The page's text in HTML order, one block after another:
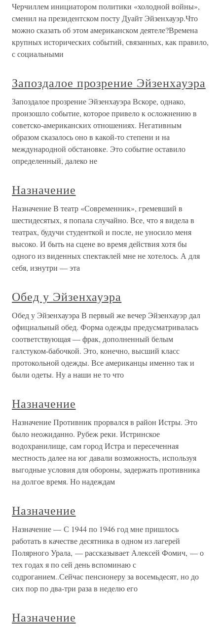
Черчиллем инициатором политики «холодной войны»,
сменил на президентском посту Дуайт Эйзенхауэр.Что
можно сказать об этом американском деятеле?Времена
крупных исторических событий, связанных, как правило,
с социальными
Запоздалое прозрение Эйзенхауэра
Запоздалое прозрение Эйзенхауэра Вскоре, однако,
произошло событие, которое привело к осложнению в
советско-американских отношениях. Негативным
образом сказалось оно в какой-то степени и на
международной обстановке. Это событие оставило
определенный, далеко не
Назначение
Назначение В театр «Современник», гремевший в
шестидесятых, я попала случайно. Все, что я видела в
театрах, будучи студенткой и после, не уносило меня
высоко. И быть на сцене во время действия хотя бы
одного из виденных спектаклей мне не хотелось. А для
себя, изнутри — эта
Обед у Эйзенхауэра
Обед у Эйзенхауэра В первый же вечер Эйзенхауэр дал
официальный обед. Форма одежды предусматривалась
соответствующая — фрак, дополненный белым
галстуком-бабочкой. Это, конечно, высший класс
протокольной одежды. Все американцы именно так и
были одеты. Ну а наши не то что
Назначение
Назначение Противник прорвался в район Истры. Это
было неожиданно. Рубеж реки. Истринское
водохранилище, сам город Истра и пересеченная
местность далее на юг давали возможность, используя
выгодные условия для обороны, задержать противника
на долгое время. Но надеждам
Назначение
Назначение — С 1944 по 1946 год мне пришлось
работать в качестве десятника в одном из лагерей
Полярного Урала, — рассказывает Алексей Фомич, — о
тех годах я по сей день вспоминаю с
содроганием..Сейчас пенсионеру за восемьдесят, но до
сих пор по два-три раза в неделю его
Назначение